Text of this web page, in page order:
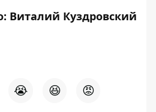
Виталий Куздровский
😭 😆 😡